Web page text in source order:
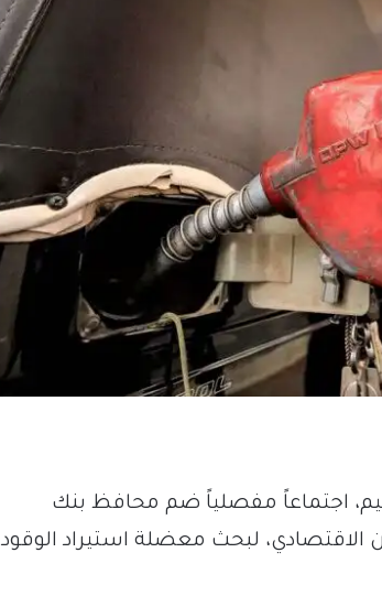
اجتماعاً مفصلياً ضم محافظ بنك
الاقتصادي، لبحث معضلة استيراد الوقود